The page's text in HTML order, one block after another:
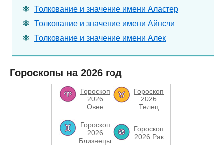
Толкование и значение имени Аластер
Толкование и значение имени Айнсли
Толкование и значение имени Алек
Гороскопы на 2026 год
Гороскоп
2026
Овен
Гороскоп
2026
Телец
Гороскоп
2026
Близнецы
Гороскоп
2026 Рак